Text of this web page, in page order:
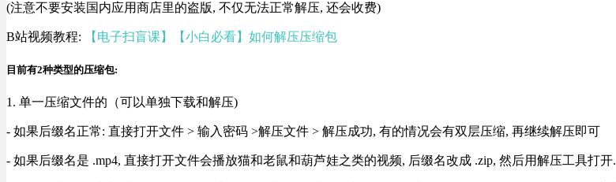
(注意不要安装国内应用商店里的盗版, 不仅无法正常解压, 还会收费)
B站视频教程: 【电子扫盲课】【小白必看】如何解压压缩包
目前有2种类型的压缩包:
1. 单一压缩文件的（可以单独下载和解压)
- 如果后缀名正常: 直接打开文件 > 输入密码 >解压文件 > 解压成功, 有的情况会有双层压缩, 再继续解压即可
- 如果后缀名是 .mp4, 直接打开文件会播放猫和老鼠和葫芦娃之类的视频, 后缀名改成 .zip, 然后用解压工具打开.